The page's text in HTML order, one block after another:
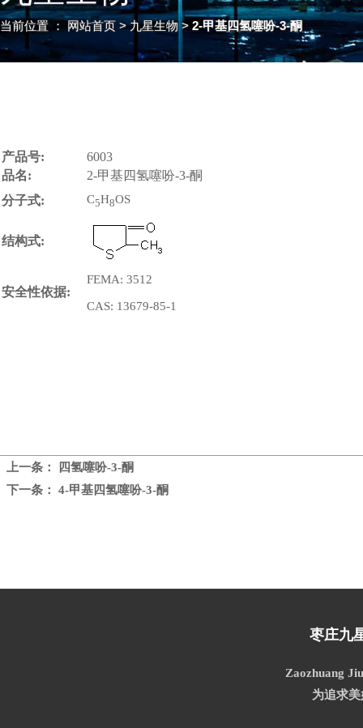
当前位置 ：网站首页 > 九星生物 > 2-甲基四氢噻吩-3-酮
产品号:
6003
品名:
2-甲基四氢噻吩-3-酮
分子式:
C5H8OS
结构式:
安全性依据:
FEMA: 3512
CAS: 13679-85-1
上一条：
四氢噻吩-3-酮
下一条：
4-甲基四氢噻吩-3-酮
枣庄九
Zaozhuang
为追求